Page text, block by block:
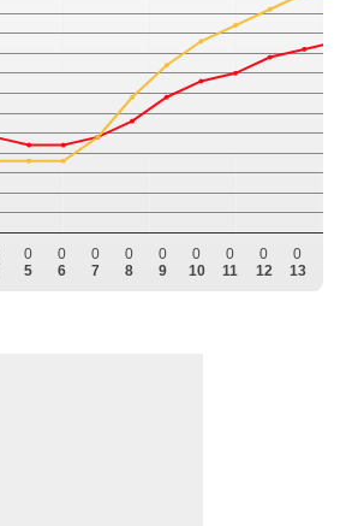
0 0 0 0 0 0 0 0 0
5 6 7 8 9 10 11 12 13